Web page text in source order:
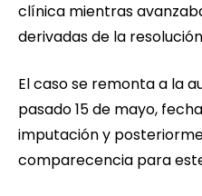
clínica mientras
derivadas de la
El caso se remonta a la
pasado 15 de mayo,
imputación y
comparecencia para